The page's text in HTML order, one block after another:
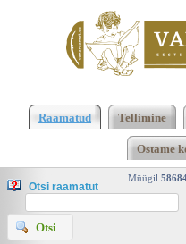
Programmeerimine
Valgus 1985 |
Raamatud Tellimine
Ostame
Müügil
Otsi raamatut